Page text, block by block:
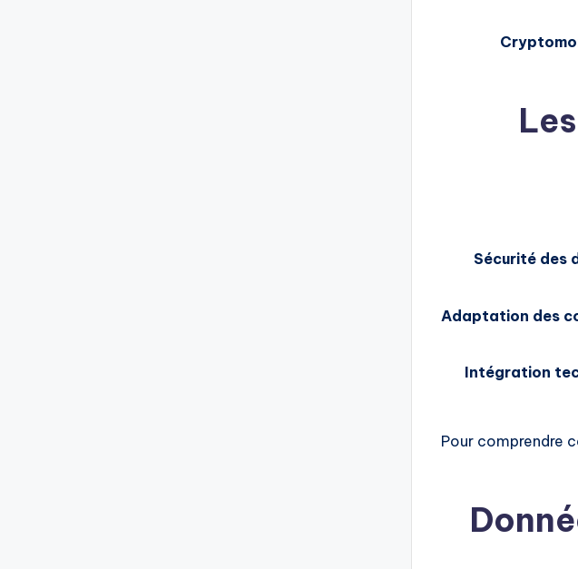
Sécurité des
Adaptation des
Intégration
Pour comprendre